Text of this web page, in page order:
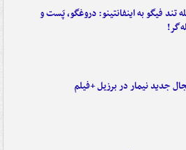
تند فیگو به اینفانتینو: دروغگو، پَست‌ و
جدید نیمار در برزیل +فیلم